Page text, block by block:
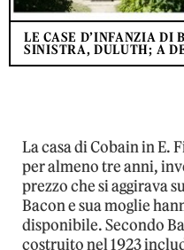
LE CASE D’INFANZIA DI
SINISTRA, DULUTH; A
La casa di Cobain in E.
per almeno tre anni,
prezzo che si aggirava
Bacon e sua moglie
disponibile. Secondo
costruito nel 1923